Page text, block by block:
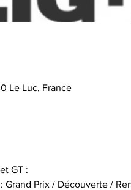
Le Luc, France
GT :
Grand Prix / Découverte /